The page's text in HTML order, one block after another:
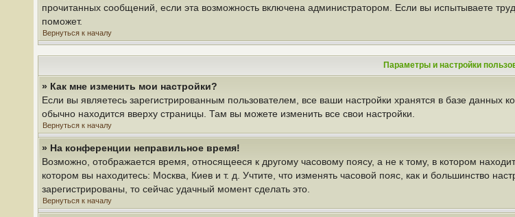
прочитанных сообщений, если эта возможность включена администратором. Если вы испытываете
поможет.
Вернуться к началу
Параметры и настройки
» Как мне изменить мои настройки?
Если вы являетесь зарегистрированным пользователем, все ваши настройки хранятся в базе данных
обычно находится вверху страницы. Там вы можете изменить все свои настройки.
Вернуться к началу
» На конференции неправильное время!
Возможно, отображается время, относящееся к другому часовому поясу, а не к тому, в котором
котором вы находитесь: Москва, Киев и т. д. Учтите, что изменять часовой пояс, как и большинство
зарегистрированы, то сейчас удачный момент сделать это.
Вернуться к началу